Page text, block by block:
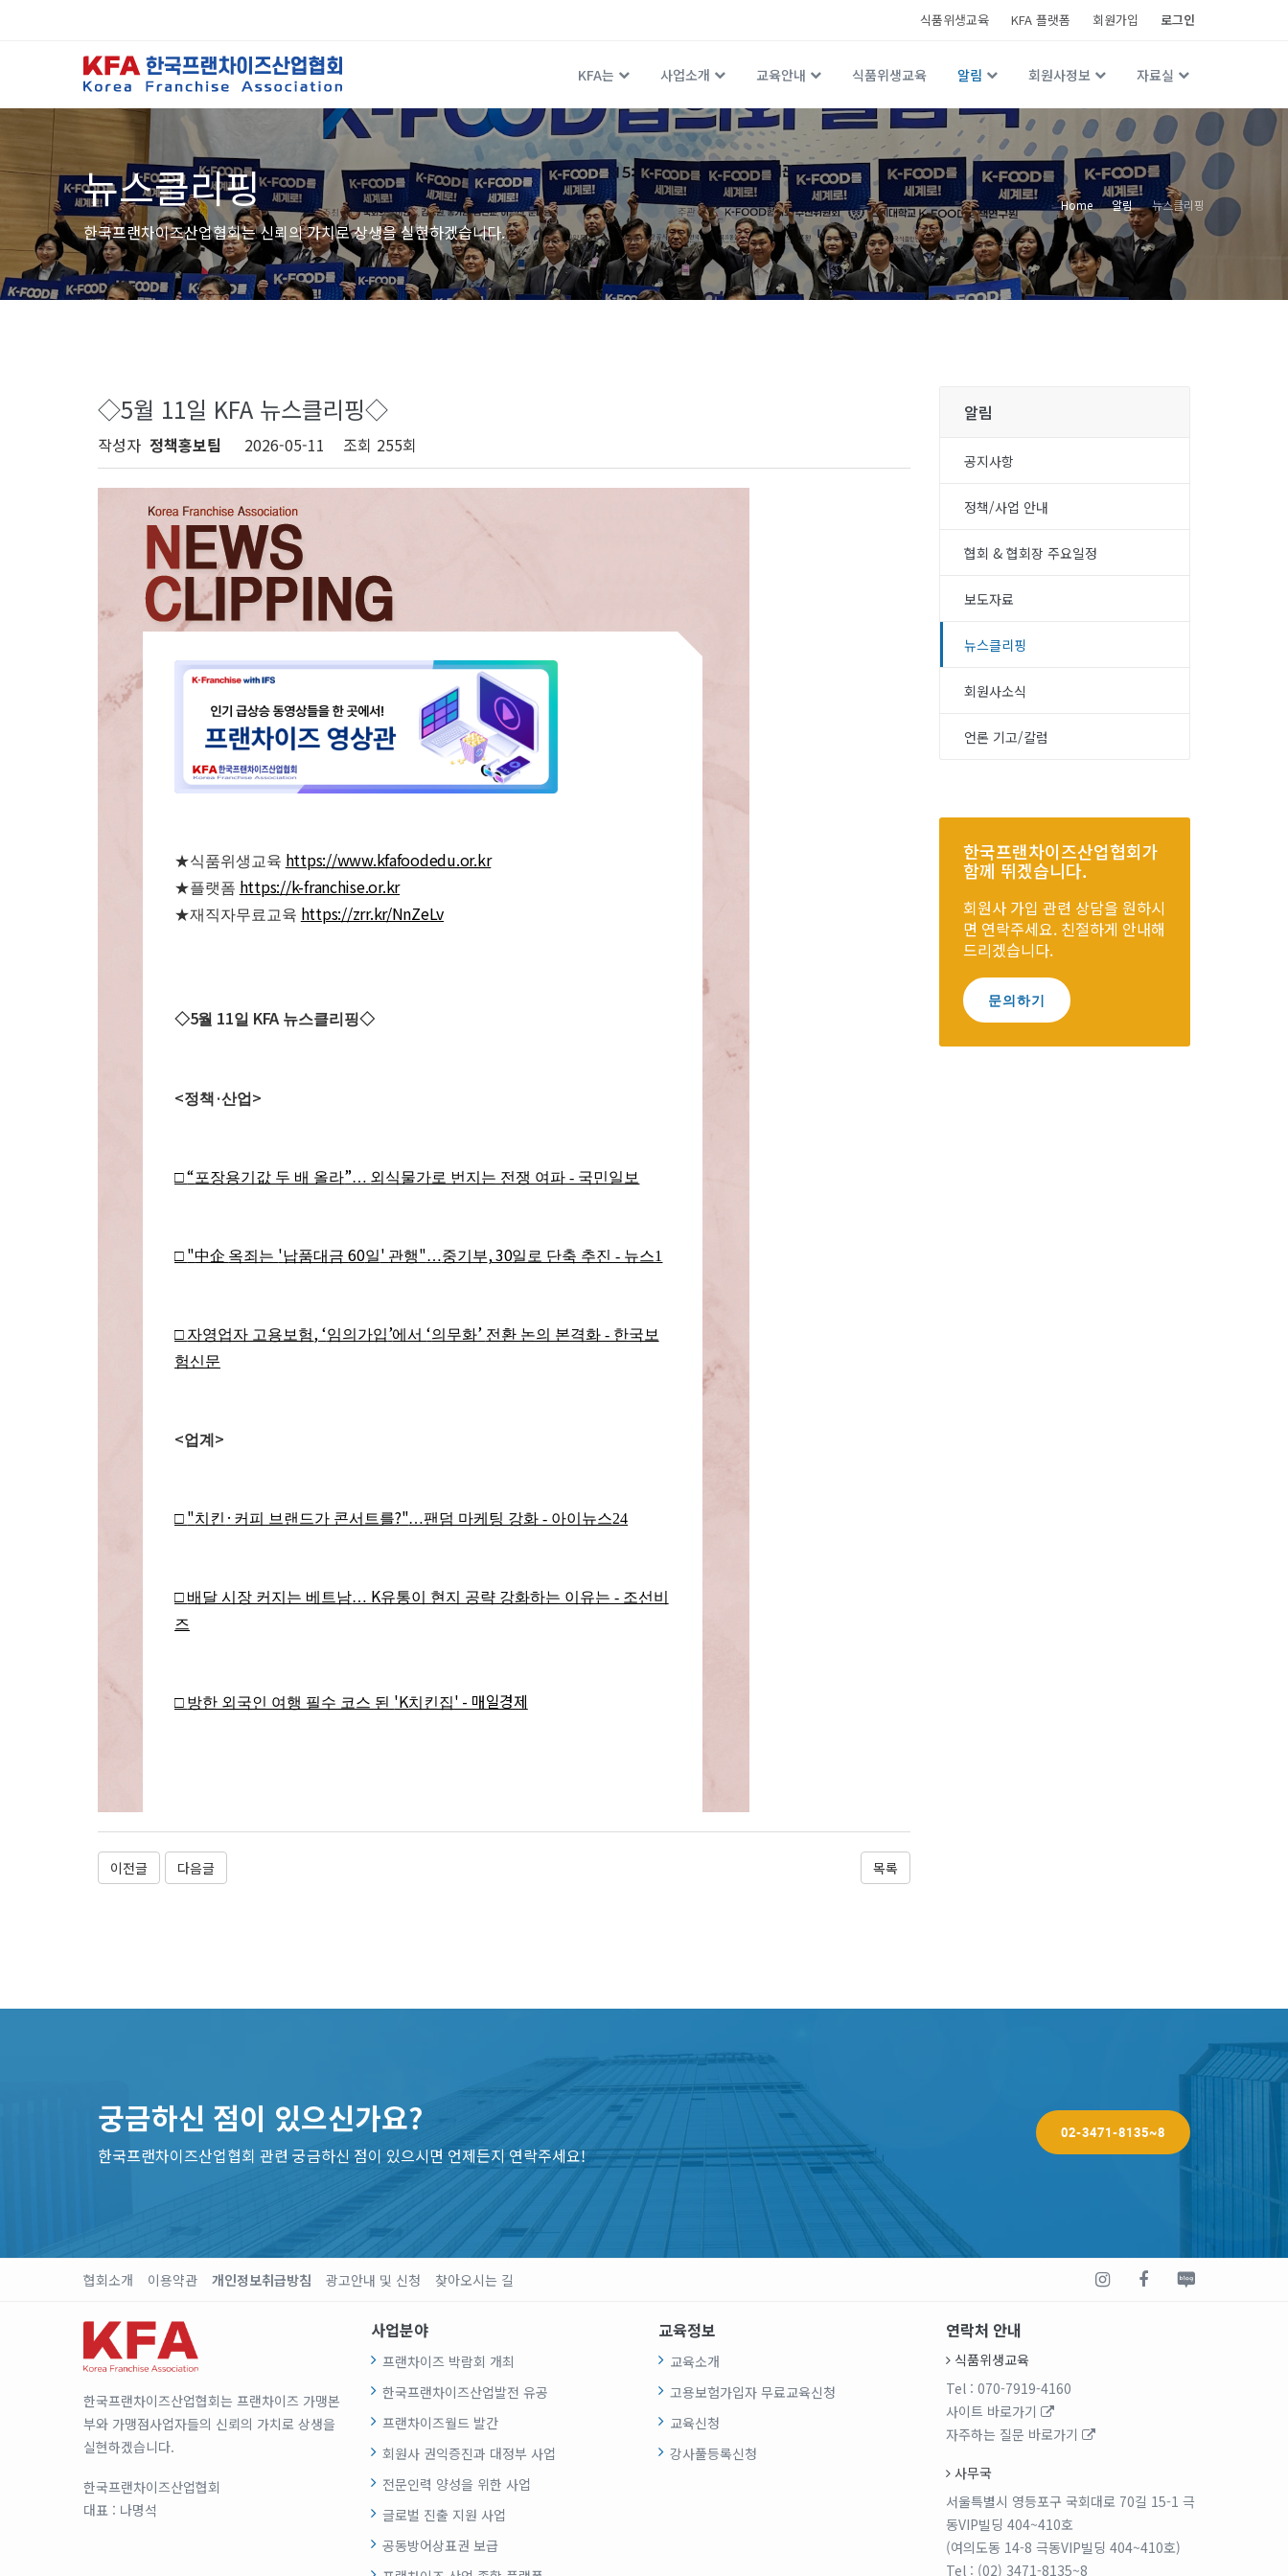
식품위생교육 KFA 플랫폼 회원가입 로그인
KFA는 사업소개 교육안내 식품위생교육 알림 회원사정보 자료실
뉴스클리핑
한국프랜차이즈산업협회는 신뢰의 가치로 상생을 실현하겠습니다.
Home 알림 뉴스클리핑
◇5월 11일 KFA 뉴스클리핑◇
작성자 정책홍보팀 2026-05-11 조회 255회
★식품위생교육 https://www.kfafoodedu.or.kr
★플랫폼 https://k-franchise.or.kr
★재직자무료교육 https://zrr.kr/NnZeLv
◇5월 11일 KFA 뉴스클리핑◇
<정책 ·산업 >
□“포장용기값 두 배 올라”… 외식물가로 번지는 전쟁 여파 - 국민일보
□ "中企 옥죄는 '납품대금60일' 관행"…중기부, 30일로 단축 추진 - 뉴스1
□ 자영업자 고용보험, ‘임의가입’에서‘의무화’ 전환 논의 본격화 - 한국보
험신문
<업계 >
□ "치킨 · 커피 브랜드가 콘서트를?"…팬덤 마케팅 강화 - 아이뉴스24
□ 배달 시장 커지는 베트남… K유통이 현지 공략 강화하는 이유는 - 조선비
즈
□ 방한 외국인 여행 필수 코스 된 'K치킨집' - 매일경제
이전글 다음글 목록
알림
공지사항
정책/사업 안내
협회 & 협회장 주요일정
보도자료
뉴스클리핑
회원사소식
언론 기고/칼럼
한국프랜차이즈산업협회가
함께 뛰겠습니다.
회원사 가입 관련 상담을 원하시
면 연락주세요. 친절하게 안내해
드리겠습니다.
문의하기
궁금하신 점이 있으신가요?
한국프랜차이즈산업협회 관련 궁금하신 점이 있으시면 언제든지 연락주세요!
02-3471-8135~8
협회소개 이용약관 개인정보취급방침 광고안내 및 신청 찾아오시는 길
한국프랜차이즈산업협회는 프랜차이즈 가맹본
부와 가맹점사업자들의 신뢰의 가치로 상생을
실현하겠습니다.
한국프랜차이즈산업협회
대표 : 나명석
사업분야
프랜차이즈 박람회 개최
한국프랜차이즈산업발전 유공
프랜차이즈월드 발간
회원사 권익증진과 대정부 사업
전문인력 양성을 위한 사업
글로벌 진출 지원 사업
공동방어상표권 보급
교육정보
교육소개
고용보험가입자 무료교육신청
교육신청
강사풀등록신청
연락처 안내
식품위생교육
Tel : 070-7919-4160
사이트 바로가기
자주하는 질문 바로가기
사무국
서울특별시 영등포구 국회대로 70길 15-1 극
동VIP빌딩 404~410호
(여의도동 14-8 극동VIP빌딩 404~410호)
Tel : (02) 3471-8135~8